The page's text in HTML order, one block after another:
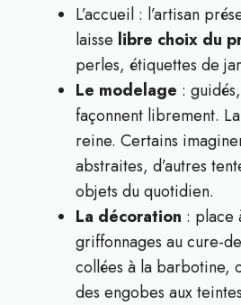
L’accueil : l’artisan
laisse libre choix du
perles, étiquettes de
Le modelage :
façonnent librement.
reine. Certains
abstraites, d’autres
objets du quotidien.
La décoration : place
griffonnages au cure-
collées à la barbotine,
des engobes aux